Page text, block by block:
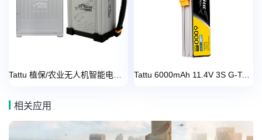
Tattu 6000mAh 11.4V 3S G-Tech 无人机灯光秀电池
相关应用